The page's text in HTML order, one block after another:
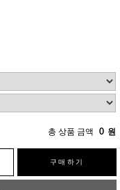
총 상품 금액 0 원
구매하기